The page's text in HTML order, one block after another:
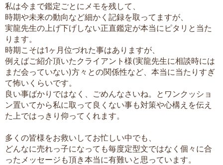
私は今まで鑑定ごとにメモを残して、
時期や未来の動向など細かく記録を取ってますが、
実龍先生の上げ下げしない正直鑑定が本当にピタリと当た
ります。
時期こそは1ヶ月位づれた事はありますが、
例えばご紹介頂いたクライアント様(実龍先生に相談時には
まだ会っていない)方々との関係性など、本当に当たりすぎ
て怖いくらいです。
良い事ばかりではなく、ごめんなさいね。とワンクッショ
ン置いてから私に取って良くない事も対策や心構えを伝え
た上ではっきり仰ってくれます。
多くの皆様をお救いしてお忙しい中でも、
どんなに売れっ子になっても毎度定型文ではなく個々に合
ったメッセージも頂き本当に有難いと思っています。